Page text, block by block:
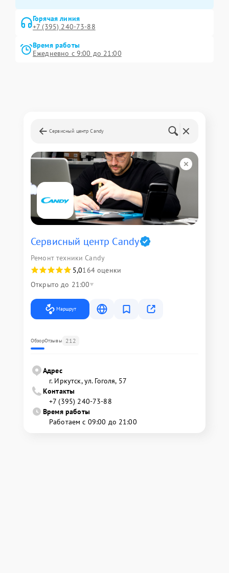
Горячая линия
+7 (395) 240-73-88
Время работы
Ежедневно с 9:00 до 21:00
Сервисный центр Candy
Сервисный центр Candy
Ремонт техники Candy
5,0164 оценки
Открыто до 21:00
Маршрут
ОбзорОтзывы 212
Адрес
г. Иркутск, ул. ​Гоголя, 57
Контакты
+7 (395) 240-73-88
Время работы
Работаем с 09:00 до 21:00